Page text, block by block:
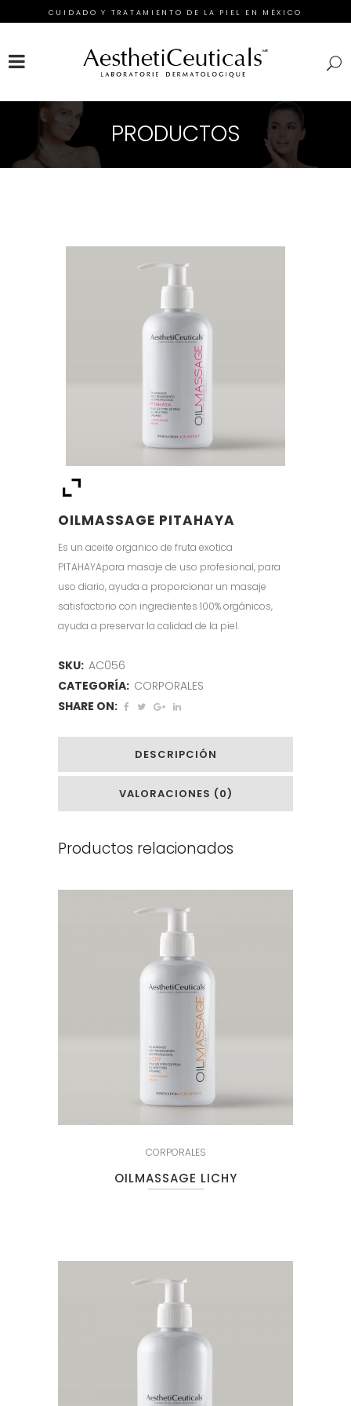
CUIDADO Y TRATAMIENTO DE LA PIEL EN MÉXICO
PRODUCTOS
OILMASSAGE PITAHAYA
Es un aceite organico de fruta exotica
PITAHAYApara masaje de uso profesional, para
uso diario, ayuda a proporcionar un masaje
satisfactorio con ingredientes 100% orgánicos,
ayuda a preservar la calidad de la piel.
SKU: AC056
CATEGORÍA: CORPORALES
SHARE ON:
DESCRIPCIÓN
VALORACIONES (0)
Productos relacionados
CORPORALES
OILMASSAGE LICHY